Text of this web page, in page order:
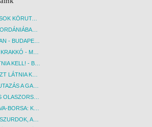
KIRÁLYI VÁROSOK KÖRUTAZÁS KÖZVETLEN REPÜLŐJÁRATTAL - BUDAPEST, REPÜLŐ
KÖRUTAZÁS JORDÁNIÁBAN, HOLT-TENGERI PIHENÉSSEL - BUDAPEST, REPÜLŐ
GELA APARTMAN - BUDAPEST, REPÜLŐ
AUSCHWITZ – KRAKKÓ - MEGRÁZÓ IDŐUTAZÁS! - BUDAPEST, BUSZ
KÍNA - EZT LÁTNIA KELL! - BUDAPEST, REPÜLŐ
EGYIPTOM - EZT LÁTNIA KELL! - BUDAPEST, REPÜLŐ
BUSZOS KÖRUTAZÁS A GARDA-TÓ KÖRNYÉKÉN - BUDAPEST, BUSZ
MININYARALÁS OLASZORSZÁGBAN: ÉSZAK-OLASZ GYÖNGYSZEMEK NYOMÁBAN - BUDAPEST, BUSZ
TOSZKÁNA SAVA-BORSA: KÓSTOLÓK ÉS KULTURÁLIS UTAZÁS - BUDAPEST, BUSZ
AZ ÖTSCHER-SZURDOK, AUSZTRIA GRAND CANYONJA - BUDAPEST, BUSZ